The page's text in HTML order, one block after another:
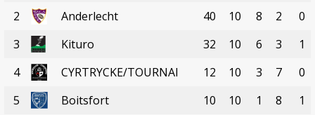
2
Anderlecht 40 10 8 2
0
3
Kituro 32 10 6 3
1
4
CYRTRYCKE/TOURNAI 12 10 3 7
0
5
Boitsfort 10 10 1 8
1